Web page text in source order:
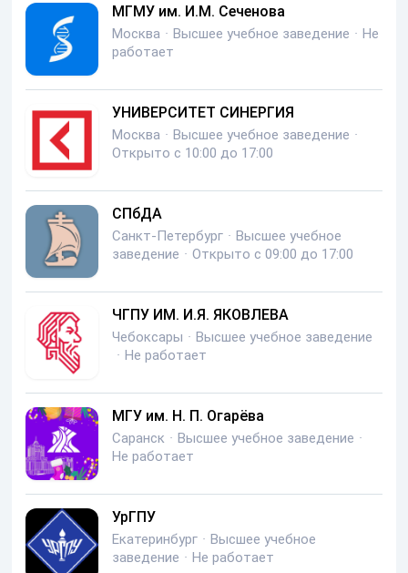
МГМУ им. И.М. Сеченова
Москва · Высшее учебное заведение · Не
работает
УНИВЕРСИТЕТ СИНЕРГИЯ
Москва · Высшее учебное заведение ·
Открыто с 10:00 до 17:00
СПбДА
Санкт-Петербург · Высшее учебное
заведение · Открыто с 09:00 до 17:00
ЧГПУ ИМ. И.Я. ЯКОВЛЕВА
Чебоксары · Высшее учебное заведение
· Не работает
МГУ им. Н. П. Огарёва
Саранск · Высшее учебное заведение ·
Не работает
УрГПУ
Екатеринбург · Высшее учебное
заведение · Не работает